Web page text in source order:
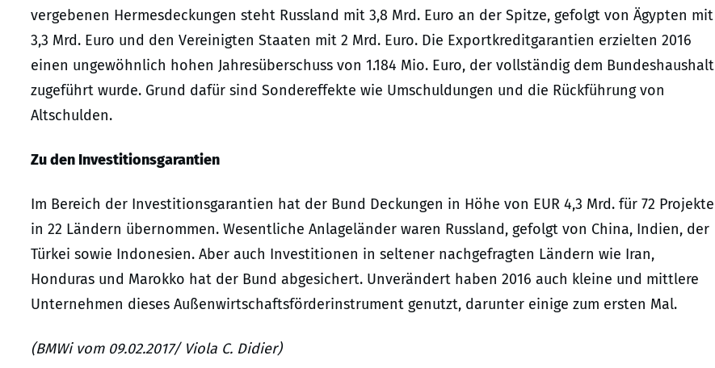
vergebenen Hermesdeckungen steht Russland mit 3,8 Mrd. Euro an der Spitze, gefolgt von Ägypten mit
3,3 Mrd. Euro und den Vereinigten Staaten mit 2 Mrd. Euro. Die Exportkreditgarantien erzielten 2016
einen ungewöhnlich hohen Jahresüberschuss von 1.184 Mio. Euro, der vollständig dem Bundeshaushalt
zugeführt wurde. Grund dafür sind Sondereffekte wie Umschuldungen und die Rückführung von
Altschulden.
Zu den Investitionsgarantien
Im Bereich der Investitionsgarantien hat der Bund Deckungen in Höhe von EUR 4,3 Mrd. für 72 Projekte
in 22 Ländern übernommen. Wesentliche Anlageländer waren Russland, gefolgt von China, Indien, der
Türkei sowie Indonesien. Aber auch Investitionen in seltener nachgefragten Ländern wie Iran,
Honduras und Marokko hat der Bund abgesichert. Unverändert haben 2016 auch kleine und mittlere
Unternehmen dieses Außenwirtschaftsförderinstrument genutzt, darunter einige zum ersten Mal.
(BMWi vom 09.02.2017/ Viola C. Didier)